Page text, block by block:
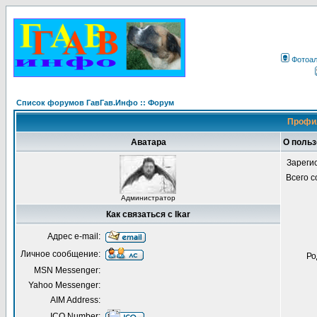
Список форумов ГавГав.Инфо :: Форум
Аватара О
Администратор
Всего
Как связаться с Ikar
Адрес e-mail:
Личное сообщение:
MSN Messenger:
Yahoo Messenger:
AIM Address: